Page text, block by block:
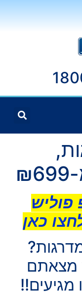
פוליש
כאן
מצאתם
מגיעים!!